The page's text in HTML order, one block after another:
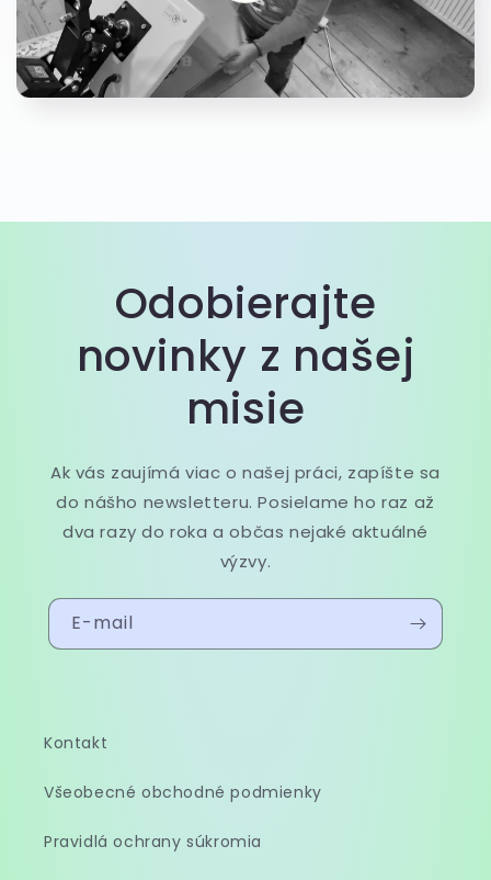
Odobierajte
novinky z našej
misie
Ak vás zaujímá viac o našej práci, zapíšte sa
do nášho newsletteru. Posielame ho raz až
dva razy do roka a občas nejaké aktuálné
výzvy.
E-mail
Kontakt
Všeobecné obchodné podmienky
Pravidlá ochrany súkromia